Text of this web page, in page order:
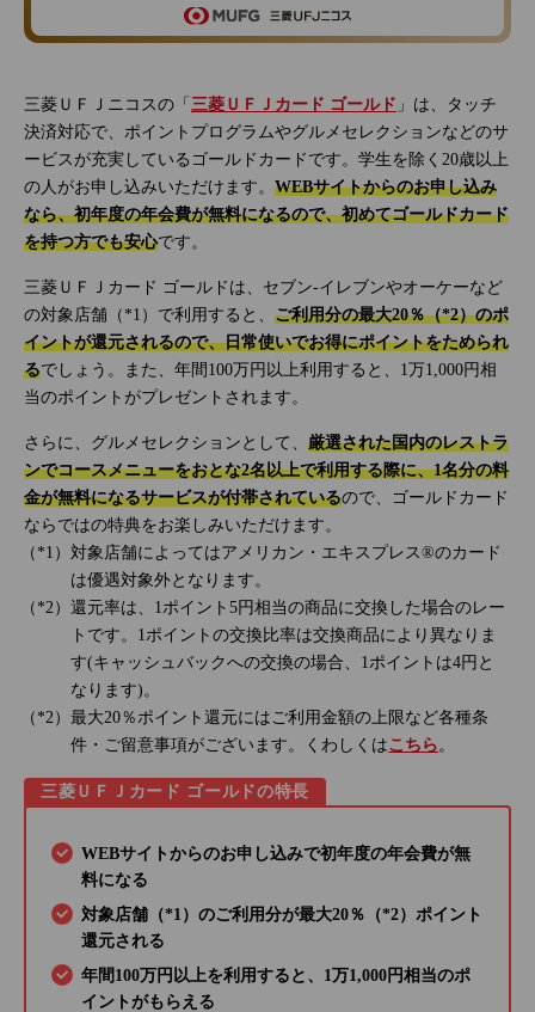
三菱ＵＦＪニコスの「 三菱ＵＦＪカード ゴールド 」は、タッチ
決済対応で、ポイントプログラムやグルメセレクションなどのサ
ービスが充実しているゴールドカードです。学生を除く20歳以上
の人がお申し込みいただけます。 WEBサイトからのお申し込み
なら、初年度の年会費が無料になるので、初めてゴールドカード
を持つ方でも安心です。
三菱ＵＦＪカード ゴールドは、セブン‐イレブンやオーケーなど
の対象店舗（*1）で利用すると、 ご利用分の最大20％（*2）のポ
イントが還元されるので、日常使いでお得にポイントをためられ
るでしょう。また、年間100万円以上利用すると、1万1,000円相
当のポイントがプレゼントされます。
さらに、グルメセレクションとして、 厳選された国内のレストラ
ンでコースメニューをおとな2名以上で利用する際に、1名分の料
金が無料になるサービスが付帯されているので、ゴールドカード
ならではの特典をお楽しみいただけます。
対象店舗によってはアメリカン・エキスプレス®のカード
は優遇対象外となります。
還元率は、1ポイント5円相当の商品に交換した場合のレー
トです。1ポイントの交換比率は交換商品により異なりま
す(キャッシュバックへの交換の場合、1ポイントは4円と
なります)。
最大20％ポイント還元にはご利用金額の上限など各種条
件・ご留意事項がございます。くわしくはこちら 。
三菱ＵＦＪカード ゴールドの特長
WEBサイトからのお申し込みで初年度の年会費が無
料になる
対象店舗（*1）のご利用分が最大20％（*2）ポイント
還元される
年間100万円以上を利用すると、1万1,000円相当のポ
イントがもらえる